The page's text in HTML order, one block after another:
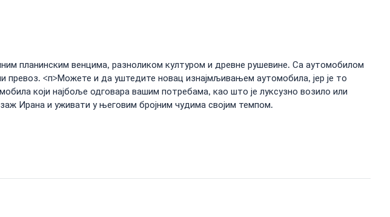
планинским венцима, разноликом културом и древне рушевине. Са аутомобилом
превоз. <п>Можете и да уштедите новац изнајмљивањем аутомобила, јер је то
који најбоље одговара вашим потребама, као што је луксузно возило или
Ирана и уживати у његовим бројним чудима својим темпом.